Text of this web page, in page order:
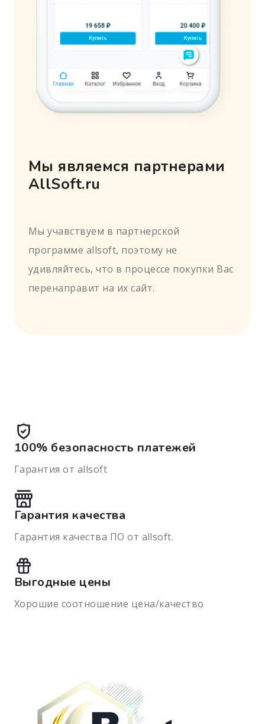
Мы являемся партнерами
AllSoft.ru
Мы учавствуем в партнерской
программе allsoft, поэтому не
удивляйтесь, что в процессе покупки Вас
перенаправит на их сайт.
100% безопасность платежей
Гарантия от allsoft
Гарантия качества
Гарантия качества ПО от allsoft.
Выгодные цены
Хорошие соотношение цена/качество